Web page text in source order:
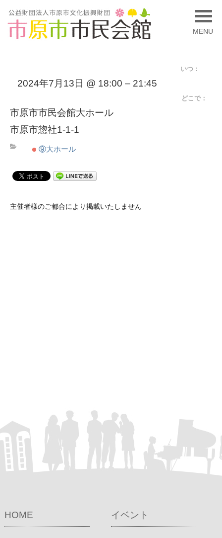
MENU
いつ：
2024年7月13日 @ 18:00 – 21:45
どこで：
市原市市民会館大ホール
市原市惣社1-1-1
⑨大ホール
主催者様のご都合により掲載いたしません
HOME イベント